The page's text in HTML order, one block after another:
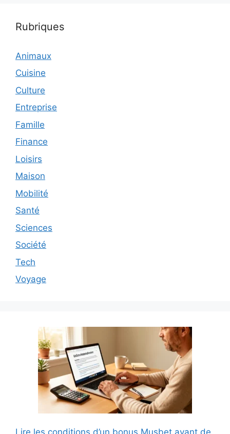
Rubriques
Animaux
Cuisine
Culture
Entreprise
Famille
Finance
Loisirs
Maison
Mobilité
Santé
Sciences
Société
Tech
Voyage